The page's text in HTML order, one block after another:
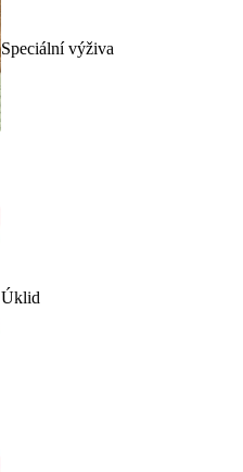
Speciální výživa
Úklid